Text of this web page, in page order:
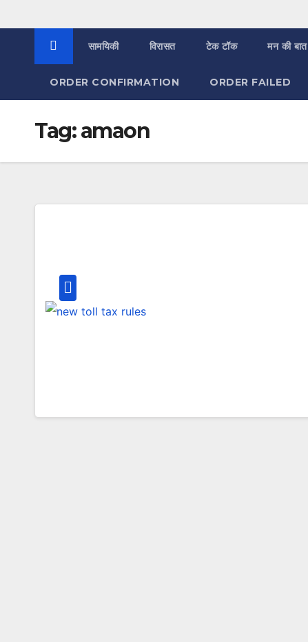
सामयिकी विरासत टेक टॉक मन की बात
ORDER CONFIRMATION ORDER FAILED
Tag:amaon